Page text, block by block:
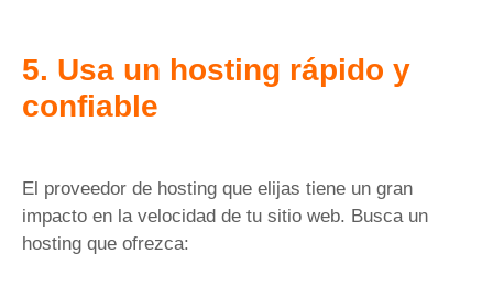
5. Usa un hosting rápido y
confiable
El proveedor de hosting que elijas tiene un gran
impacto en la velocidad de tu sitio web. Busca un
hosting que ofrezca: